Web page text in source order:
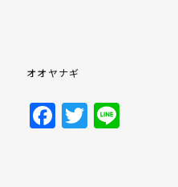
オオヤナギ
Facebook
Twitter